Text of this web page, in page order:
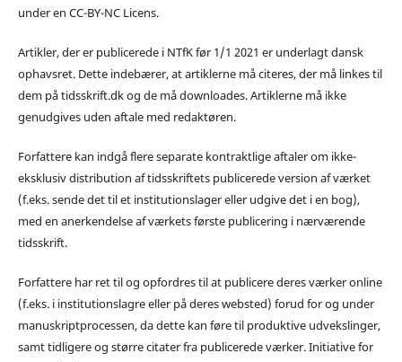
under en CC-BY-NC Licens.
Artikler, der er publicerede i NTfK før 1/1 2021 er underlagt dansk
ophavsret. Dette indebærer, at artiklerne må citeres, der må linkes til
dem på tidsskrift.dk og de må downloades. Artiklerne må ikke
genudgives uden aftale med redaktøren.
Forfattere kan indgå flere separate kontraktlige aftaler om ikke-
eksklusiv distribution af tidsskriftets publicerede version af værket
(f.eks. sende det til et institutionslager eller udgive det i en bog),
med en anerkendelse af værkets første publicering i nærværende
tidsskrift.
Forfattere har ret til og opfordres til at publicere deres værker online
(f.eks. i institutionslagre eller på deres websted) forud for og under
manuskriptprocessen, da dette kan føre til produktive udvekslinger,
samt tidligere og større citater fra publicerede værker. Initiative for